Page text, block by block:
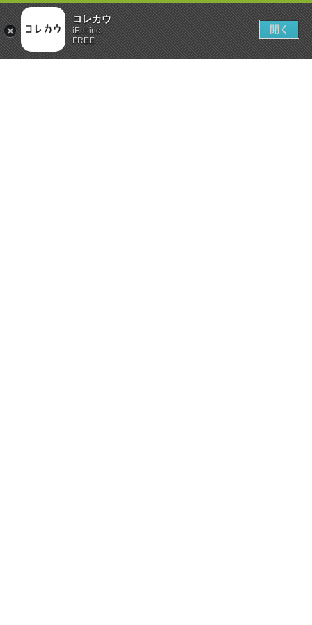
コレカウ
iEnt inc.
FREE
開く